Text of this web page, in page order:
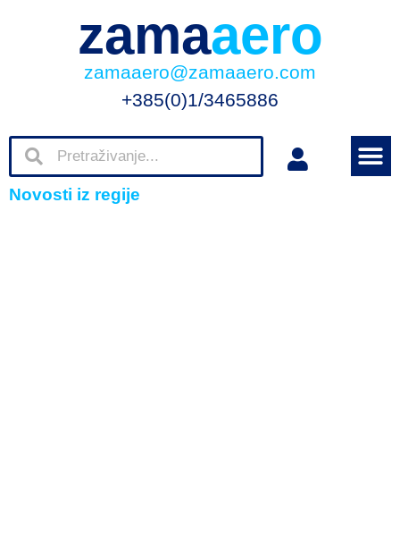
zamaaero
zamaaero@zamaaero.com
+385(0)1/3465886
Novosti iz regije